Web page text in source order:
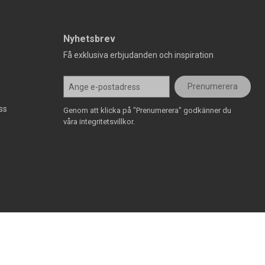
Nyhetsbrev
Få exklusiva erbjudanden och inspiration
Prenumerera
Genom att klicka på "Prenumerera" godkänner du
våra integritetsvillkor.